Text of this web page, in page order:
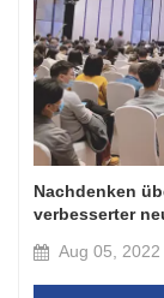
Nachdenken
verbesserter
Aug 05, 2022